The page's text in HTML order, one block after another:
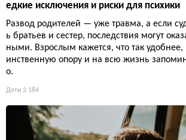
едкие исключения и риски для психики
Развод родителей — уже травма, а если
ь братьев и сестер, последствия могут
ными. Взрослым кажется, что так удобнее,
инственную опору и на всю жизнь
о.
Дети 2 184